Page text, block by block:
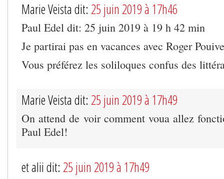
Marie Veista dit: 25 juin 2019 à 17h46
Paul Edel dit: 25 juin 2019 à 19 h 42 min
Je partirai pas en vacances avec Roger
Vous préférez les soliloques confus des
Marie Veista dit: 25 juin 2019 à 17h49
On attend de voir comment voua allez
Paul Edel!
et alii dit: 25 juin 2019 à 17h49